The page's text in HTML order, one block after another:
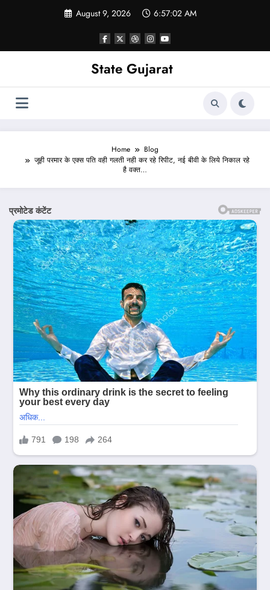
August 9, 2026 6:57:04 AM
State Gujarat
Home
Blog
जूही परमार के एक्स पति वही गलती नही कर रहे रिपीट, नई बीवी के लिये निकाल रहे
है वक्त…